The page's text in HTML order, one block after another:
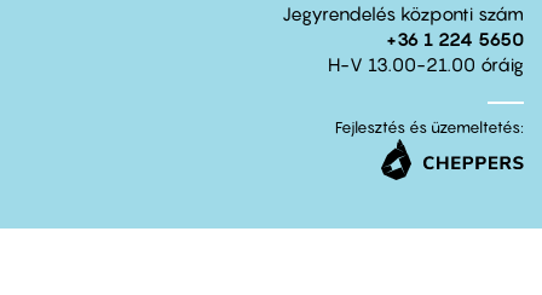
Jegyrendelés központi szám
+36 1 224 5650
H-V 13.00-21.00 óráig
Fejlesztés és üzemeltetés: